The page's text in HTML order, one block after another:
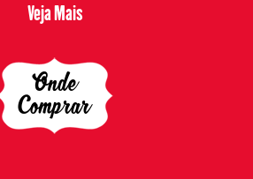
Veja Mais
Onde
Comprar